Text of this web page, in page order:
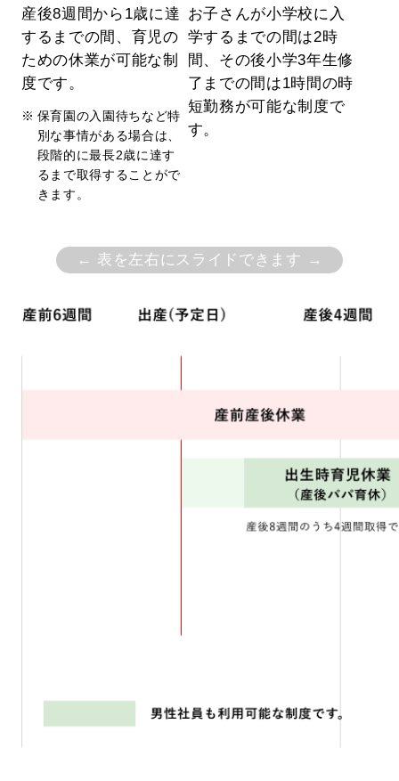
産後8週間から1歳に達
するまでの間、育児の
ための休業が可能な制
度です。
保育園の⼊園待ちなど特
別な事情がある場合は、
段階的に最⻑2歳に達す
るまで取得することがで
きます。
お⼦さんが⼩学校に⼊
学するまでの間は2時
間、その後⼩学3年⽣修
了までの間は1時間の時
短勤務が可能な制度で
す。
← 表を左右にスライドできます →